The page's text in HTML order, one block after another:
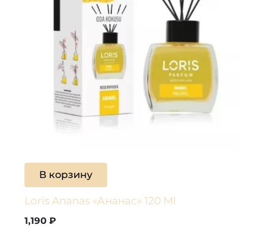
В корзину
Loris Ananas «Ананас» 120 Ml
1,190₽